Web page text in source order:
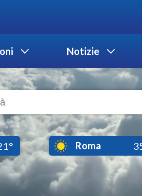
Notizie
Roma